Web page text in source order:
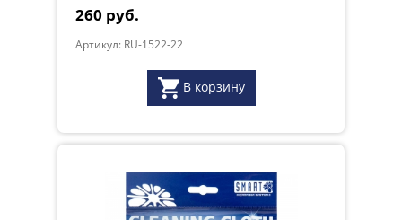
260 руб.
Артикул: RU-1522-22
В корзину